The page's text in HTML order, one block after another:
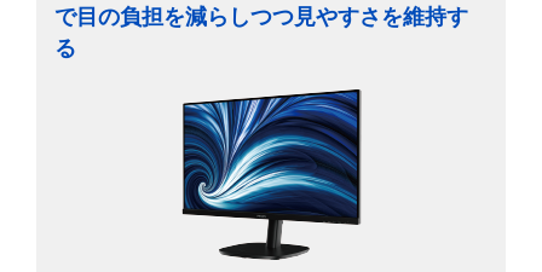
で目の負担を減らしつつ見やすさを維持す
る